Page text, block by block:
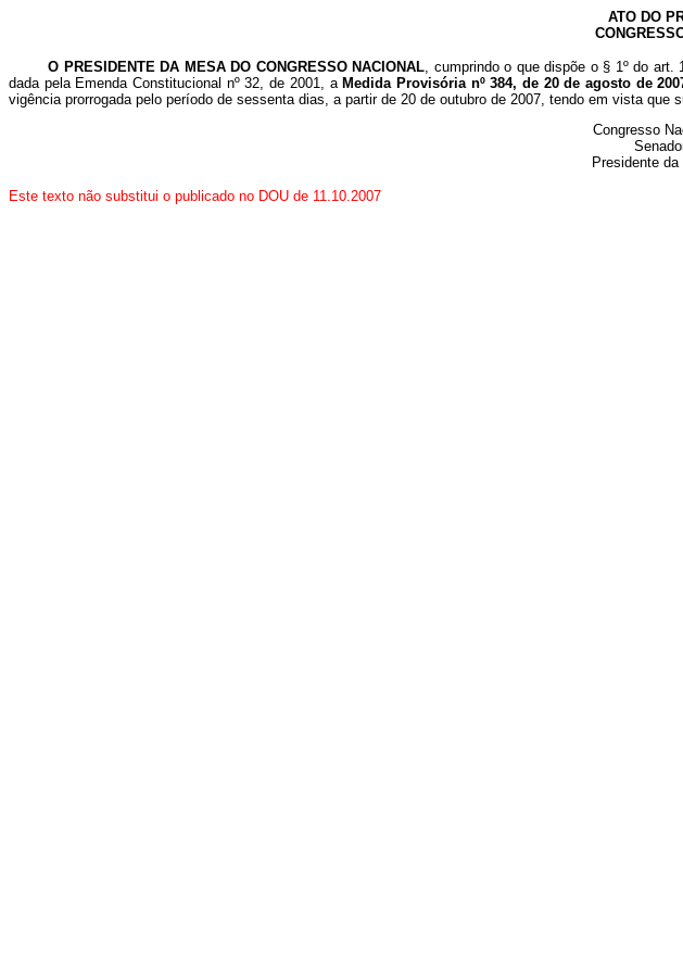
ATO DO
O PRESIDENTE DA MESA DO CONGRESSO NACIONAL, cumprindo o que dispõe o § 1º do
dada pela Emenda Constitucional nº 32, de 2001, a Medida Provisória nº 384, de 20 de agosto de
vigência prorrogada pelo período de sessenta dias, a partir de 20 de outubro de 2007, tendo em vista
Congresso
Presidente
Este texto não substitui o publicado no DOU de 11.10.2007